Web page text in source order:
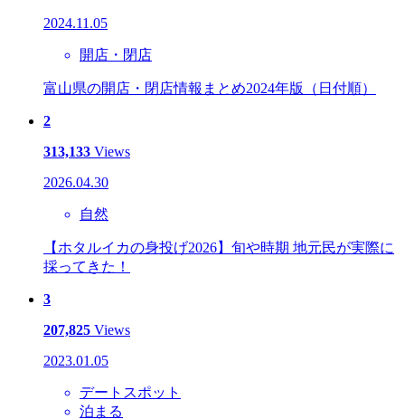
2024.11.05
開店・閉店
富山県の開店・閉店情報まとめ2024年版（日付順）
2
313,133 Views
2026.04.30
自然
【ホタルイカの身投げ2026】旬や時期 地元民が実際に
採ってきた！
3
207,825 Views
2023.01.05
デートスポット
泊まる